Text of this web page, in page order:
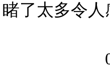
了太多令